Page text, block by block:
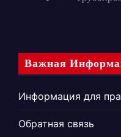
Важная
Информация для
Обратная связь